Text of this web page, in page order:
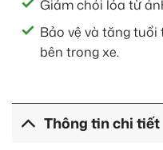
Giảm chói lóa từ
Bảo vệ và tăng
bên trong xe.
Thông tin chi tiết